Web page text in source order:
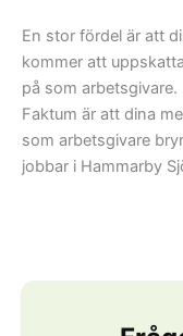
En stor fördel är att
kommer att
på som arbetsgivare.
Faktum är att dina
som arbetsgivare
jobbar i Hammarby